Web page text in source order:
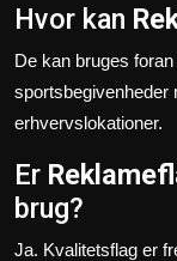
Hvor kan
De kan bruges
sportsbegivenheder
erhvervslokationer.
Er
brug?
Ja. Kvalitetsflag er